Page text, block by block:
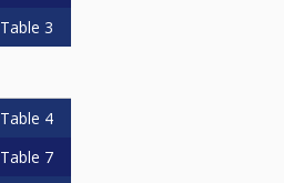
Table 3
Table 4
Table 7